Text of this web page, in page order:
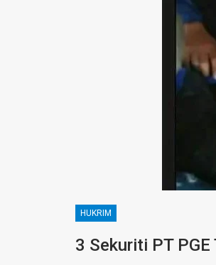
HUKRIM
3 Sekuriti PT